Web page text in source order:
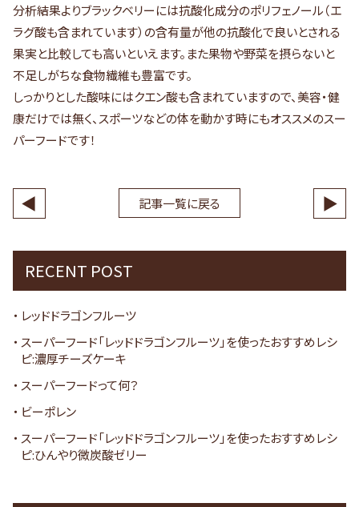
RECENT POST
レッドドラゴンフルーツ
スーパーフード「レッドドラゴンフルーツ」を使ったおすすめレシ
ピ:濃厚チーズケーキ
スーパーフードって何？
ビーポレン
スーパーフード「レッドドラゴンフルーツ」を使ったおすすめレシ
ピ:ひんやり微炭酸ゼリー
分析結果よりブラックベリーには抗酸化成分のポリフェノール（エ
ラグ酸も含まれています）の含有量が他の抗酸化で良いとされる
果実と比較しても高いといえます。また果物や野菜を摂らないと
不足しがちな食物繊維も豊富です。
しっかりとした酸味にはクエン酸も含まれていますので、美容・健
康だけでは無く、スポーツなどの体を動かす時にもオススメのスー
パーフードです！
◀ 記事一覧に戻る ▶